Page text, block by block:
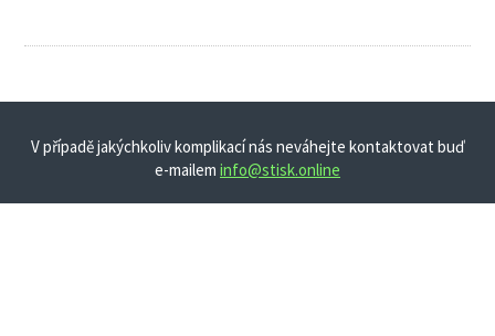
V případě jakýchkoliv komplikací nás neváhejte kontaktovat buď
e-mailem info@stisk.online